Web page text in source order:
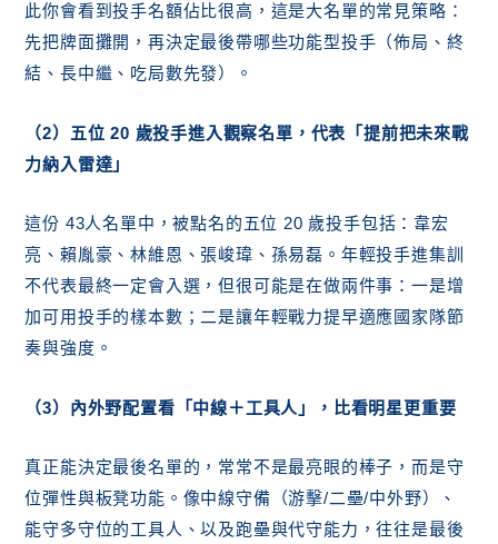
此你會看到投手名額佔比很高，這是大名單的常見策略：
先把牌面攤開，再決定最後帶哪些功能型投手（佈局、終
結、長中繼、吃局數先發）。
（2）五位 20 歲投手進入觀察名單，代表「提前把未來戰
力納入雷達」
這份 43人名單中，被點名的五位 20 歲投手包括：韋宏
亮、賴胤豪、林維恩、張峻瑋、孫易磊。年輕投手進集訓
不代表最終一定會入選，但很可能是在做兩件事：一是增
加可用投手的樣本數；二是讓年輕戰力提早適應國家隊節
奏與強度。
（3）內外野配置看「中線＋工具人」，比看明星更重要
真正能決定最後名單的，常常不是最亮眼的棒子，而是守
位彈性與板凳功能。像中線守備（游擊/二壘/中外野）、
能守多守位的工具人、以及跑壘與代守能力，往往是最後